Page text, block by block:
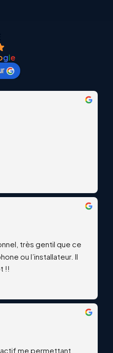
gle
très gentil que ce
ou l’installateur. Il
!!
me permettant